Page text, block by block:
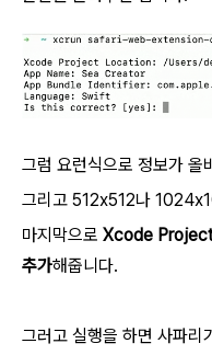
그럼 요런식으로 정보가 올
그리고 512x512나
마지막으로 Xcode Project
추가해줍니다.
그러고 실행을 하면 사파리